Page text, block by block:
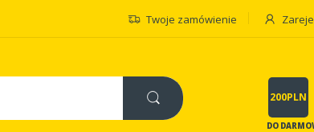
Twoje zamówienie
200PLN
DO